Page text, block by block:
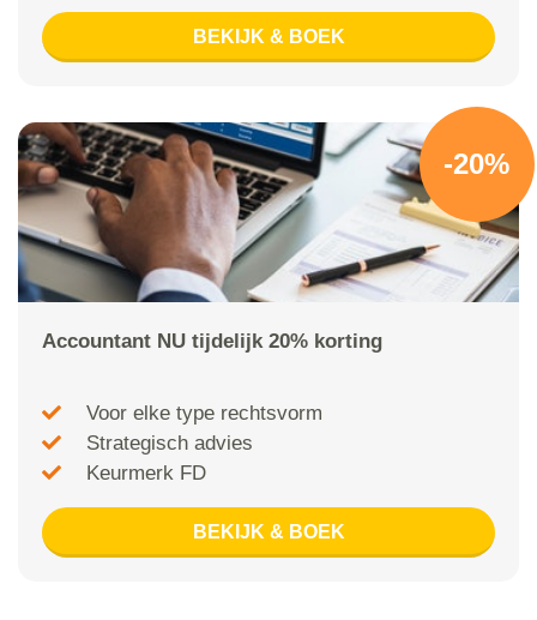
BEKIJK & BOEK
-20%
Accountant NU tijdelijk 20% korting
Voor elke type rechtsvorm
Strategisch advies
Keurmerk FD
BEKIJK & BOEK